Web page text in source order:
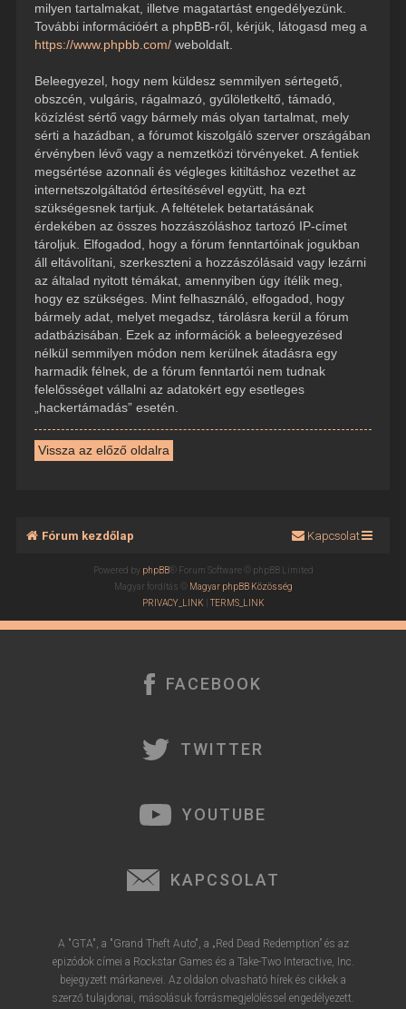
milyen tartalmakat, illetve magatartást engedélyezünk.
További információért a phpBB-ről, kérjük, látogasd meg a
https://www.phpbb.com/weboldalt.
Beleegyezel, hogy nem küldesz semmilyen sértegető,
obszcén, vulgáris, rágalmazó, gyűlöletkeltő, támadó,
közízlést sértő vagy bármely más olyan tartalmat, mely
sérti a hazádban, a fórumot kiszolgáló szerver országában
érvényben lévő vagy a nemzetközi törvényeket. A fentiek
megsértése azonnali és végleges kitiltáshoz vezethet az
internetszolgáltatód értesítésével együtt, ha ezt
szükségesnek tartjuk. A feltételek betartatásának
érdekében az összes hozzászóláshoz tartozó IP-címet
tároljuk. Elfogadod, hogy a fórum fenntartóinak jogukban
áll eltávolítani, szerkeszteni a hozzászólásaid vagy lezárni
az általad nyitott témákat, amennyiben úgy ítélik meg,
hogy ez szükséges. Mint felhasználó, elfogadod, hogy
bármely adat, melyet megadsz, tárolásra kerül a fórum
adatbázisában. Ezek az információk a beleegyezésed
nélkül semmilyen módon nem kerülnek átadásra egy
harmadik félnek, de a fórum fenntartói nem tudnak
felelősséget vállalni az adatokért egy esetleges
„hackertámadás” esetén.
Vissza az előző oldalra
Fórum kezdőlap Kapcsolat
Powered by phpBB® Forum Software © phpBB Limited
Magyar fordítás © Magyar phpBB Közösség
PRIVACY_LINK |TERMS_LINK
FACEBOOK
TWITTER
YOUTUBE
KAPCSOLAT
A "GTA", a "Grand Theft Auto", a „Red Dead Redemption” és az
epizódok címei a Rockstar Games és a Take-Two Interactive, Inc.
bejegyzett márkanevei. Az oldalon olvasható hírek és cikkek a
szerző tulajdonai, másolásuk forrásmegjelöléssel engedélyezett.